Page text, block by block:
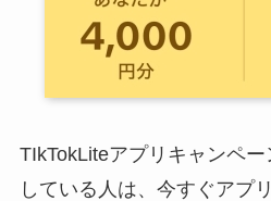
TIkTokLiteアプリキャンペ
している人は、今すぐアプ